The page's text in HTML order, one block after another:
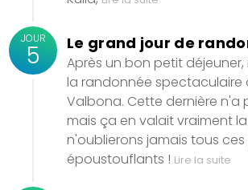
JOUR
5 Le grand jour de
Après un bon petit
la randonnée spectaculaire
Valbona. Cette dernière n'a
mais ça en valait vraiment
n'oublierons jamais tous
époustouflants ! Lire la suite